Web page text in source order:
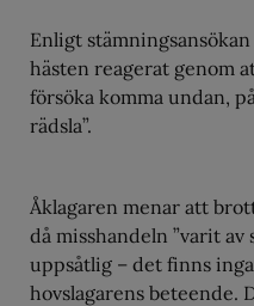
Enligt
hästen reagerat genom
försöka komma undan,
rädsla”.
Åklagaren menar att
då misshandeln ”varit av
uppsåtlig – det finns
hovslagarens beteende.